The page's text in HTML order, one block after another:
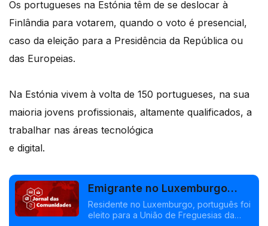
Os portugueses na Estónia têm de se deslocar à
Finlândia para votarem, quando o voto é presencial,
caso da eleição para a Presidência da República ou
das Europeias.
Na Estónia vivem à volta de 150 portugueses, na sua
maioria jovens profissionais, altamente qualificados, a
trabalhar nas áreas tecnológica
e digital.
Emigrante no Luxemburgo
eleito numa freguesia de
Palmela
Residente no Luxemburgo, português foi
eleito para a União de Freguesias da